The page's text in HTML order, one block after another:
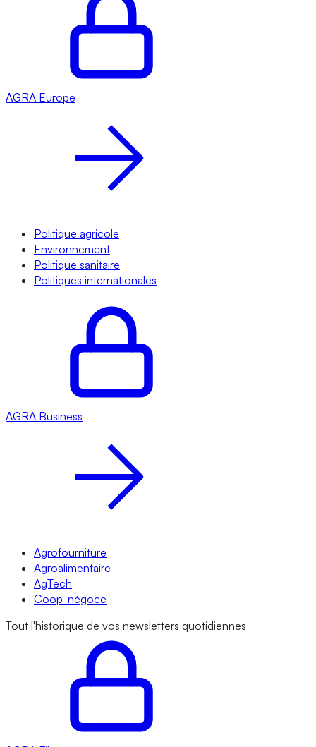
AGRA Europe
Politique agricole
Environnement
Politique sanitaire
Politiques internationales
AGRA Business
Agrofourniture
Agroalimentaire
AgTech
Coop-négoce
Tout l'historique de vos newsletters quotidiennes